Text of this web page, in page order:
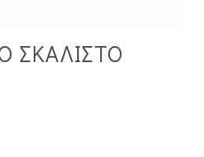
ΣΚΑΛΙΣΤΟ